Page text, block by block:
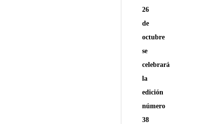
26
de
octubre
se
celebrará
la
edición
número
38